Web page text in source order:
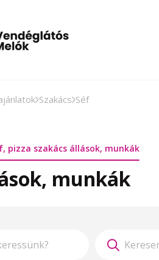
Szakács Séf
pizza szakács állások, munkák
munkák